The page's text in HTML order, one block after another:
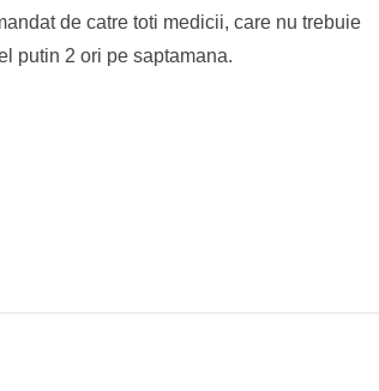
de catre toti medicii, care nu trebuie
putin 2 ori pe saptamana.